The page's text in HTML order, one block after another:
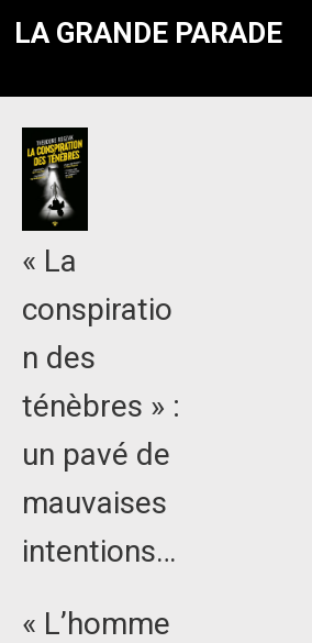
LA GRANDE PARADE
« La
conspiratio
n des
ténèbres » :
un pavé de
mauvaises
intentions…
« L’homme